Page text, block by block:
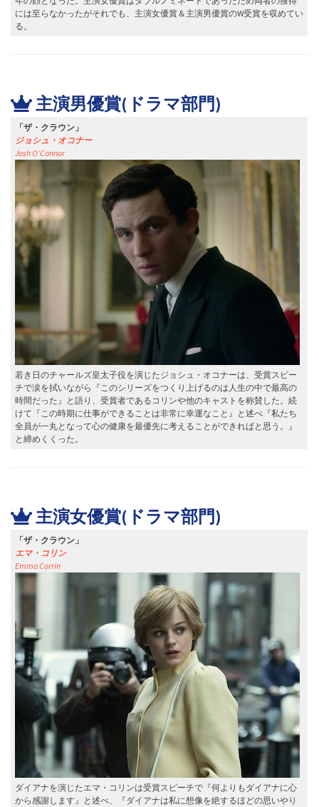
には至らなかったがそれでも、主演女優賞＆主演男優賞のW受賞を収めてい
る。
主演男優賞(ドラマ部門)
「ザ・クラウン」
ジョシュ・オコナー
Josh O’Connor
若き日のチャールズ皇太子役を演じたジョシュ・オコナーは、受賞スピー
チで涙を拭いながら『このシリーズをつくり上げるのは人生の中で最高の
時間だった』と語り、受賞者であるコリンや他のキャストを称賛した。続
けて『この時期に仕事ができることは非常に幸運なこと』と述べ『私たち
全員が一丸となって心の健康を最優先に考えることができればと思う。』
と締めくくった。
主演女優賞(ドラマ部門)
「ザ・クラウン」
エマ・コリン
Emma Corrin
ダイアナを演じたエマ・コリンは受賞スピーチで『何よりもダイアナに心
から感謝します』と述べ、『ダイアナは私に想像を絶するほどの思いやり